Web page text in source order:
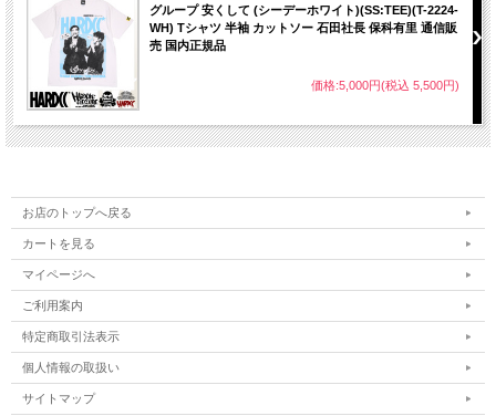
グループ 安くして (シーデーホワイト)(SS:TEE)(T-2224-
WH) Tシャツ 半袖 カットソー 石田社長 保科有里 通信販
売 国内正規品
価格:5,000円(税込 5,500円)
お店のトップへ戻る
カートを見る
マイページへ
ご利用案内
特定商取引法表示
個人情報の取扱い
サイトマップ